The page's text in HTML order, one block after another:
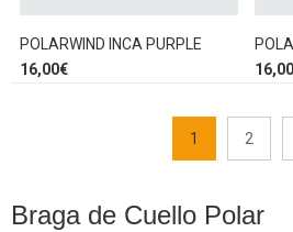
POLARWIND INCA PURPLE
16,00€
16,00
1 2
Braga de Cuello Polar